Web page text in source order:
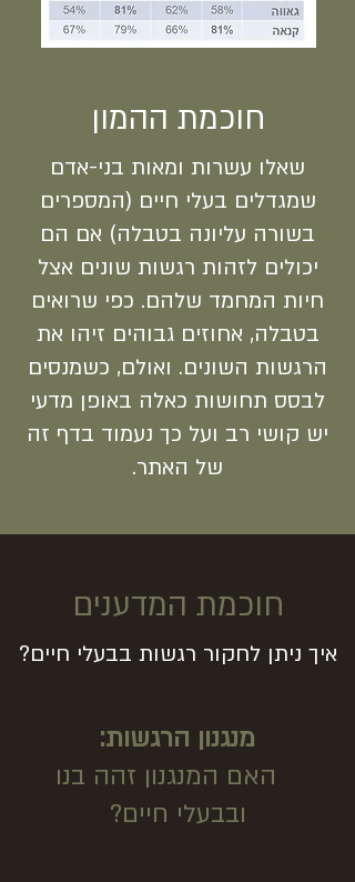
חוכמת ההמון
שאלו עשרות ומאות בני-אדם
שמגדלים בעלי חיים (המספרים
בשורה עליונה בטבלה) אם הם
יכולים לזהות רגשות שונים אצל
חיות המחמד שלהם. כפי שרואים
בטבלה, אחוזים גבוהים זיהו את
הרגשות השונים. ואולם, כשמנסים
לבסס תחושות כאלה באופן מדעי
יש קושי רב ועל כך נעמוד בדף זה
של האתר.
חוכמת המדענים
איך ניתן לחקור רגשות בבעלי חיים?
מנגנון הרגשות:
האם המנגנון זהה בנו
ובבעלי חיים?